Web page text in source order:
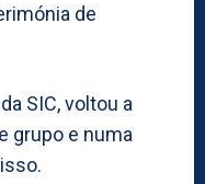
de
SIC, voltou a
grupo e numa